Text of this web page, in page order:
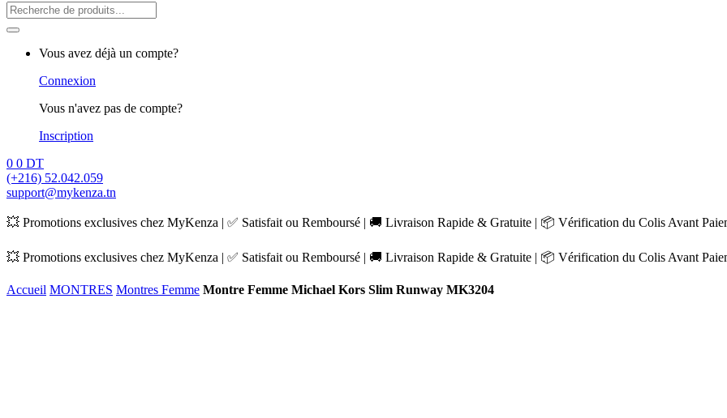
Search
for:
Vous avez déjà un compte?
Connexion
Vous n'avez pas de compte?
Inscription
0 0 DT
(+216) 52.042.059
support@mykenza.tn
💥 Promotions exclusives chez MyKenza | ✅ Satisfait ou Remboursé | 🚚 Livraison Rapide & Gratuite | 📦 Vérification du Colis Avant
💥 Promotions exclusives chez MyKenza | ✅ Satisfait ou Remboursé | 🚚 Livraison Rapide & Gratuite | 📦 Vérification du Colis Avant
Accueil MONTRES Montres Femme Montre Femme Michael Kors Slim Runway MK3204